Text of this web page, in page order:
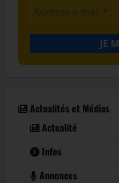
Actualités et Médias
Actualité
Infos
Annonces